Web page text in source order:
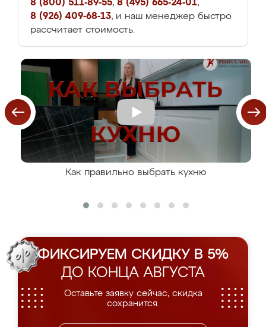
8 (800) 511-89-55, 8 (495) 665-24-01,
8 (926) 409-68-13, и наш менеджер быстро
рассчитает стоимость.
Как правильно выбрать кухню
ФИКСИРУЕМ СКИДКУ В 5%
ДО КОНЦА АВГУСТА
Оставьте заявку сейчас, скидка
сохранится.